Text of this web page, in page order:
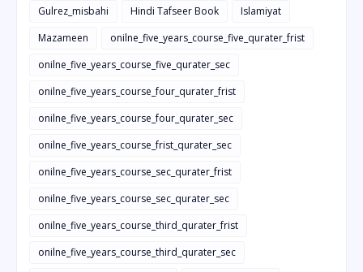
Gulrez_misbahi
Hindi Tafseer Book
Islamiyat
Mazameen
onilne_five_years_course_five_qurater_frist
onilne_five_years_course_five_qurater_sec
onilne_five_years_course_four_qurater_frist
onilne_five_years_course_four_qurater_sec
onilne_five_years_course_frist_qurater_sec
onilne_five_years_course_sec_qurater_frist
onilne_five_years_course_sec_qurater_sec
onilne_five_years_course_third_qurater_frist
onilne_five_years_course_third_qurater_sec